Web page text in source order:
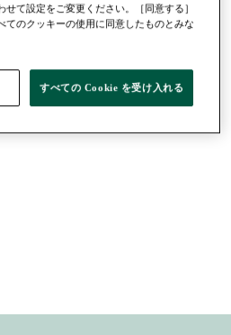
●●
て設定をご変更ください。［同意する］
てのクッキーの使用に同意したものとみな
すべての Cookie を受け入れる